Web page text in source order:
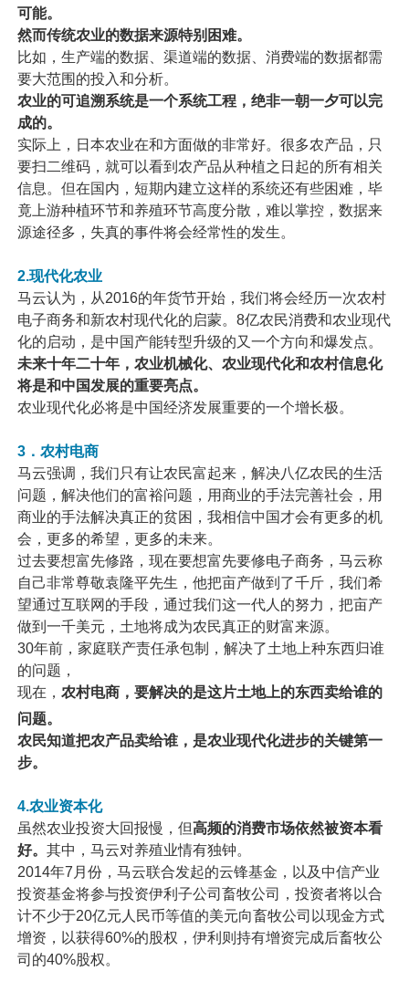
可能。
然而传统农业的数据来源特别困难。
比如，生产端的数据、渠道端的数据、消费端的数据都需
要大范围的投入和分析。
农业的可追溯系统是一个系统工程，绝非一朝一夕可以完
成的。
实际上，日本农业在和方面做的非常好。很多农产品，只
要扫二维码，就可以看到农产品从种植之日起的所有相关
信息。但在国内，短期内建立这样的系统还有些困难，毕
竟上游种植环节和养殖环节高度分散，难以掌控，数据来
源途径多，失真的事件将会经常性的发生。
2.现代化农业
马云认为，从2016的年货节开始，我们将会经历一次农村
电子商务和新农村现代化的启蒙。8亿农民消费和农业现代
化的启动，是中国产能转型升级的又一个方向和爆发点。
未来十年二十年，农业机械化、农业现代化和农村信息化
将是和中国发展的重要亮点。
农业现代化必将是中国经济发展重要的一个增长极。
3．农村电商
马云强调，我们只有让农民富起来，解决八亿农民的生活
问题，解决他们的富裕问题，用商业的手法完善社会，用
商业的手法解决真正的贫困，我相信中国才会有更多的机
会，更多的希望，更多的未来。
过去要想富先修路，现在要想富先要修电子商务，马云称
自己非常尊敬袁隆平先生，他把亩产做到了千斤，我们希
望通过互联网的手段，通过我们这一代人的努力，把亩产
做到一千美元，土地将成为农民真正的财富来源。
30年前，家庭联产责任承包制，解决了土地上种东西归谁
的问题，
现在，农村电商，要解决的是这片土地上的东西卖给谁的
问题。
农民知道把农产品卖给谁，是农业现代化进步的关键第一
步。
4.农业资本化
虽然农业投资大回报慢，但高频的消费市场依然被资本看
好。其中，马云对养殖业情有独钟。
2014年7月份，马云联合发起的云锋基金，以及中信产业
投资基金将参与投资伊利子公司畜牧公司，投资者将以合
计不少于20亿元人民币等值的美元向畜牧公司以现金方式
增资，以获得60%的股权，伊利则持有增资完成后畜牧公
司的40%股权。